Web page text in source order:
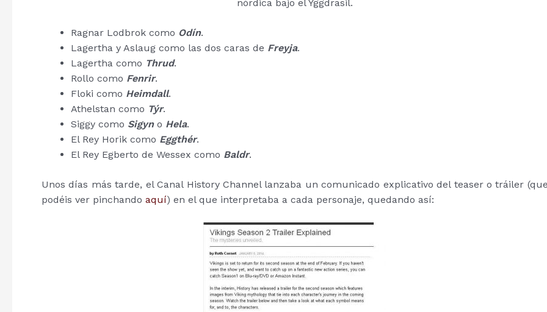
nórdica bajo el Yggdrasil.
Ragnar Lodbrok como Odín.
Lagertha y Aslaug como las dos caras de Freyja.
Lagertha como Thrud.
Rollo como Fenrir.
Floki como Heimdall.
Athelstan como Týr.
Siggy como Sigyn o Hela.
El Rey Horik como Eggthér.
El Rey Egberto de Wessex como Baldr.
Unos días más tarde, el Canal History Channel lanzaba un comunicado explicativo del teaser o tráiler (que
podéis ver pinchando aquí) en el que interpretaba a cada personaje, quedando así: